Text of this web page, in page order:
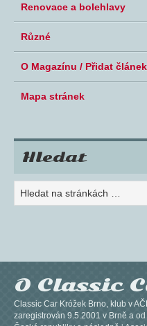
Renovace a bolehlavy
Různé
O Magazínu / Přidat článek
Mapa stránek
Hledat
O Classic
Classic Car Króžek Brno, klub v
zaregistrován 9.5.2001 v Brně a